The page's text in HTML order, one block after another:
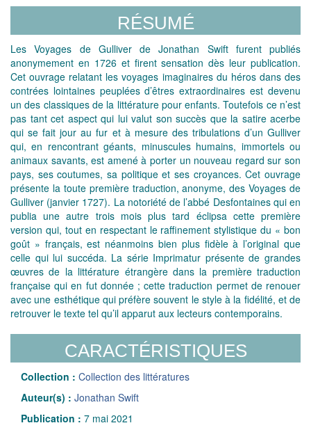
RÉSUMÉ
Les Voyages de Gulliver de Jonathan Swift furent publiés
anonymement en 1726 et firent sensation dès leur publication.
Cet ouvrage relatant les voyages imaginaires du héros dans des
contrées lointaines peuplées d’êtres extraordinaires est devenu
un des classiques de la littérature pour enfants. Toutefois ce n’est
pas tant cet aspect qui lui valut son succès que la satire acerbe
qui se fait jour au fur et à mesure des tribulations d’un Gulliver
qui, en rencontrant géants, minuscules humains, immortels ou
animaux savants, est amené à porter un nouveau regard sur son
pays, ses coutumes, sa politique et ses croyances. Cet ouvrage
présente la toute première traduction, anonyme, des Voyages de
Gulliver (janvier 1727). La notoriété de l’abbé Desfontaines qui en
publia une autre trois mois plus tard éclipsa cette première
version qui, tout en respectant le raffinement stylistique du « bon
goût » français, est néanmoins bien plus fidèle à l’original que
celle qui lui succéda. La série Imprimatur présente de grandes
œuvres de la littérature étrangère dans la première traduction
française qui en fut donnée ; cette traduction permet de renouer
avec une esthétique qui préfère souvent le style à la fidélité, et de
retrouver le texte tel qu’il apparut aux lecteurs contemporains.
CARACTÉRISTIQUES
Collection : Collection des littératures
Auteur(s) : Jonathan Swift
Publication : 7 mai 2021